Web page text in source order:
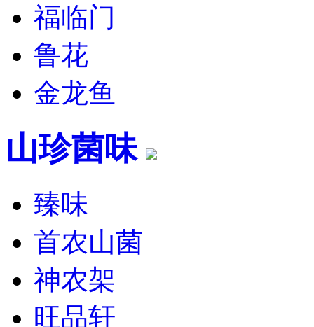
福临门
鲁花
金龙鱼
山珍菌味
臻味
首农山菌
神农架
旺品轩